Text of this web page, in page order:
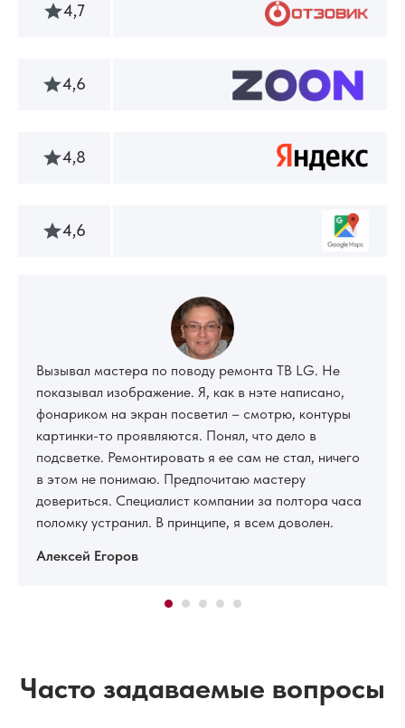
4,7
4,6
4,8
4,6
Вызывал мастера по поводу ремонта ТВ LG. Не
показывал изображение. Я, как в нэте написано,
фонариком на экран посветил – смотрю, контуры
картинки-то проявляются. Понял, что дело в
подсветке. Ремонтировать я ее сам не стал, ничего
в этом не понимаю. Предпочитаю мастеру
довериться. Специалист компании за полтора часа
поломку устранил. В принципе, я всем доволен.
Алексей Егоров
Часто задаваемые вопросы